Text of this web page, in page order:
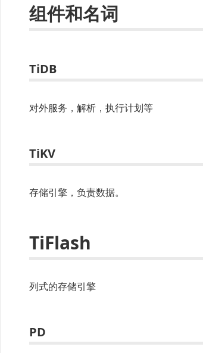
组件和名词
TiDB
对外服务，解析，执行计划等
TiKV
存储引擎，负责数据。
TiFlash
列式的存储引擎
PD